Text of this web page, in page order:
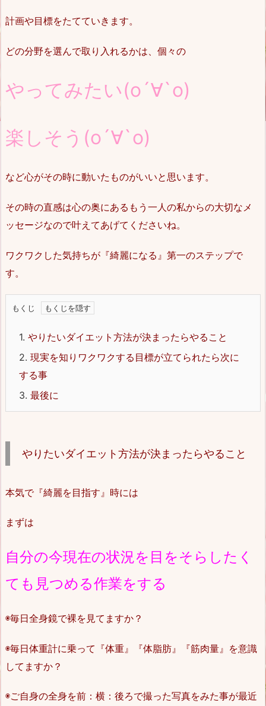
計画や目標をたてていきます。
どの分野を選んで取り入れるかは、個々の
やってみたい(о´∀`о)
楽しそう(о´∀`о)
など心がその時に動いたものがいいと思います。
その時の直感は心の奥にあるもう一人の私からの大切なメ
ッセージなので叶えてあげてくださいね。
ワクワクした気持ちが『綺麗になる』第一のステップで
す。
もくじ
1. やりたいダイエット方法が決まったらやること
2. 現実を知りワクワクする目標が立てられたら次に
する事
3. 最後に
やりたいダイエット方法が決まったらやること
本気で『綺麗を目指す』時には
まずは
自分の今現在の状況を目をそらしたく
ても見つめる作業をする
◉毎日全身鏡で裸を見てますか？
◉毎日体重計に乗って『体重』『体脂肪』『筋肉量』を意識
してますか？
◉ご自身の全身を前：横：後ろで撮った写真をみた事が最近